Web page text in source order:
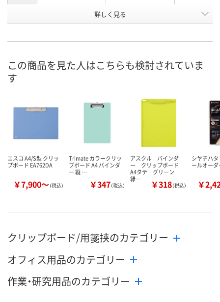
イエロー系 ブルー系
U625693 X409864 X409861
在庫 わずか わずか わずか
お届け日
数量
カ
詳しく見る
この商品を見た人はこちらも検討されていま
す
エスコ A4/S型 クリッ
プボード EA762DA
￥7,900～（税込）
Trimate カラークリッ
プボード A4 バインダ
ー 縦 …
￥347（税込）
アスクル バインダ
ー クリップボード
A4タテ グリーン
緑…
￥318（税込）
シヤチハタ
ールオーダ
￥
クリップボード/用箋挟のカテゴリー
オフィス用品のカテゴリー
作業・研究用品のカテゴリー